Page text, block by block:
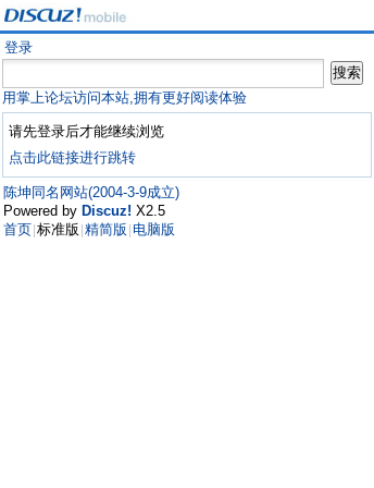
登录
用掌上论坛访问本站,拥有更好阅读体验
请先登录后才能继续浏览
点击此链接进行跳转
陈坤同名网站(2004-3-9成立)
Powered by Discuz! X2.5
首页 标准版 精简版 电脑版